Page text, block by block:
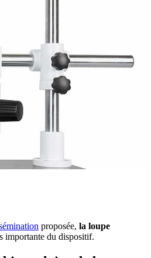
proposée, la loupe
importante du dispositif.